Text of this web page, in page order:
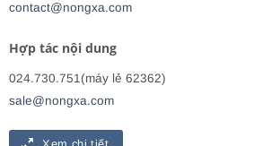
contact@nongxa.com
Hợp tác nội dung
024.730.751(máy lẻ 62362)
sale@nongxa.com